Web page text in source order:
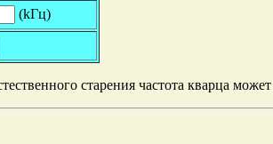
(kГц)
старения частота кварца